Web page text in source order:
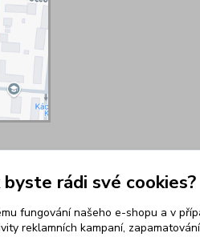
byste rádi své cookies?
fungování našeho e-shopu a v
reklamních kampaní,